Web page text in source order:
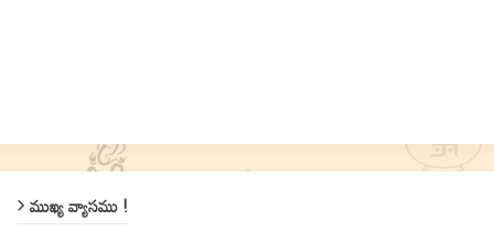
ముఖ్య వ్యాసము !